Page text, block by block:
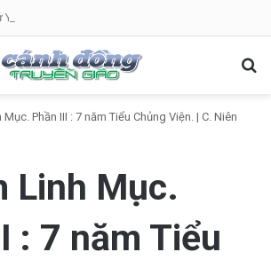
Tâm | NVT
Phần III : 7 năm Tiểu Chủng Viện. | C. Niên
Linh Mục.
: 7 năm Tiểu